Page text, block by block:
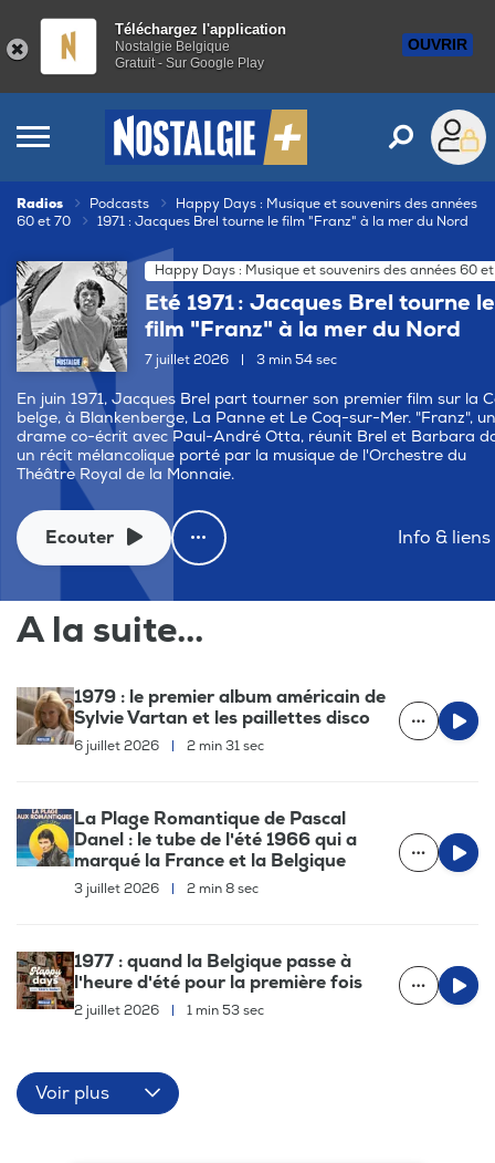
Téléchargez l'application
Nostalgie Belgique
Gratuit - Sur Google Play
OUVRIR
Radios Podcasts
Happy Days : Musique et souvenirs des années
60 et 70
1971 : Jacques Brel tourne le film "Franz" à la mer du Nord
Happy Days : Musique et souvenirs des années 60
Eté 1971 : Jacques Brel tourne le
film "Franz" à la mer du Nord
7 juillet 2026 3 min 54 sec
En juin 1971, Jacques Brel part tourner son premier film sur la
belge, à Blankenberge, La Panne et Le Coq-sur-Mer. "Franz", un
drame co-écrit avec Paul-André Otta, réunit Brel et Barbara
un récit mélancolique porté par la musique de l'Orchestre du
Théâtre Royal de la Monnaie.
Ecouter Info & liens
A la suite...
1979 : le premier album américain de
Sylvie Vartan et les paillettes disco
6 juillet 2026 | 2 min 31 sec
La Plage Romantique de Pascal
Danel : le tube de l'été 1966 qui a
marqué la France et la Belgique
3 juillet 2026 | 2 min 8 sec
1977 : quand la Belgique passe à
l'heure d'été pour la première fois
2 juillet 2026 | 1 min 53 sec
Voir plus